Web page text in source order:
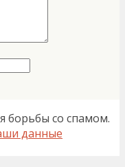
борьбы со спамом.
данные